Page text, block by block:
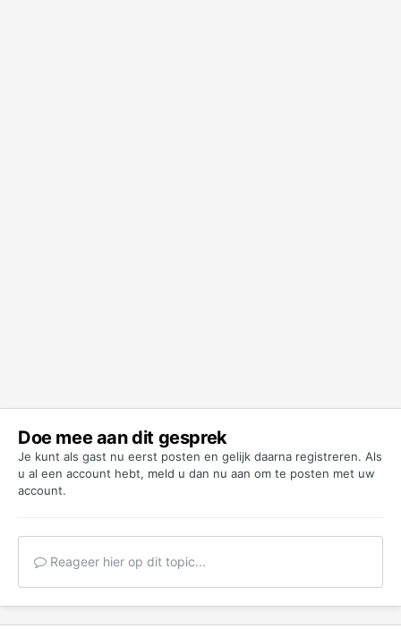
Doe mee aan dit gesprek
Je kunt als gast nu eerst posten en gelijk daarna registreren. Als
u al een account hebt, meld u dan nu aan om te posten met uw
account.
Reageer hier op dit topic...